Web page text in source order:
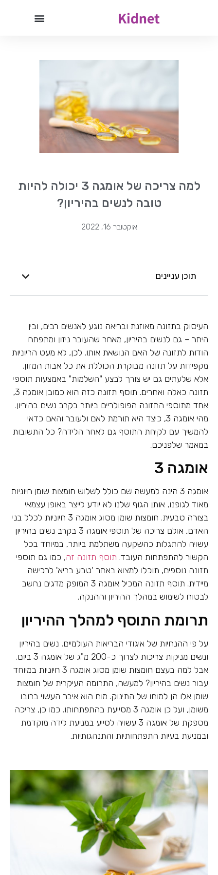
Kidnet
למה צריכה של אומגה 3 יכולה להיות
טובה לנשים בהיריון?
אוקטובר 16, 2022
תוכן עניינים
העיסוק בתזונה מאוזנת ובריאה נוגע לאנשים רבים, ובין
היתר – גם לנשים בהיריון, מאחר שהעובר ניזון ומתפתח
הודות לתזונה של האם הנושאת אותו. לכן, לא מעט הריוניות
מקפידות על תזונה מבוקרת הכוללת את כל אבות המזון,
אלא שלעתים גם יש צורך לבצע "השלמות" באמצעות תוספי
תזונה כאלה ואחרים. תוסף תזונה כזה הוא כמובן אומגה 3,
אחד מתוספי התזונה הפופולריים ביותר בקרב נשים בהיריון.
מהי אומגה 3, כיצד היא תורמת לאם ולעובר והאם כדאי
להמשיך עם לקיחת התוסף גם לאחר הלידה? כל התשובות
במאמר שלפניכם.
אומגה 3
אומגה 3 הינה למעשה שם כולל לשלוש חומצות שומן חיוניות
מאוד לגופנו, אותן הגוף שלנו לא יודע לייצר באופן עצמאי
בצורה טבעית. חומצות שומן מסוג אומגה 3 חיוניות לכלל בני
האדם, אולם צריכה של תוספי אומגה 3 בקרב נשים בהיריון
עשויה להתגלות כהשקעה משתלמת ביותר, במיוחד בכל
הקשור להתפתחות העובד. תוסף תזונה זה, כמו גם תוספי
תזונה נוספים, תוכלו למצוא באתר 'טבע בריא' לרכישה
מיידית. תוסף תזונה המכיל אומגה 3 המופק מדגים נחשב
לבטוח לשימוש במהלך ההיריון וההנקה.
תרומת התוסף למהלך ההיריון
על פי ההנחיות של איגודי הבריאות העולמיים, נשים בהיריון
ונשים מניקות צריכות לצרוך כ-200 מ"ג של אומגה 3 ביום.
אבל למה בעצם חומצות שומן מסוג אומגה 3 חיוניות במיוחד
עבור נשים בהיריון? למעשה, התרומה העיקרית של חומצות
שומן אלו הן למוחו של התינוק. מוח הוא איבר העשוי ברובו
משומן, ועל כן אומגה 3 מסייעת בהתפתחותו. כמו כן, צריכה
מספקת של אומגה 3 עשויה לסייע במניעת לידה מוקדמת
ובמניעת בעיות התפתחותיות והתנהגותיות.